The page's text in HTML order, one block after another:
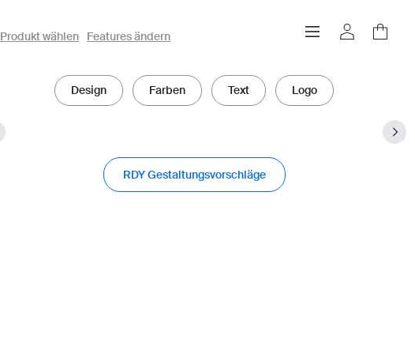
Produkt wählen Features ändern
Design Farben Text Logo
RDY Gestaltungsvorschläge